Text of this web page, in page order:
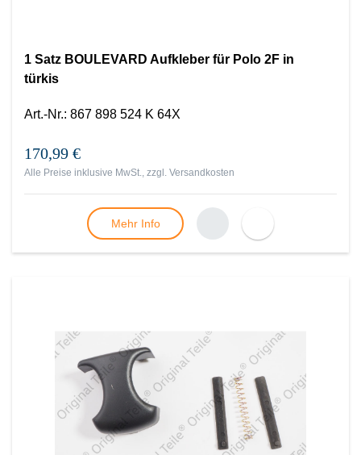
1 Satz BOULEVARD Aufkleber für Polo 2F in
türkis
Art.-Nr.: 867 898 524 K 64X
170,99 €
Alle Preise inklusive MwSt., zzgl. Versandkosten
Mehr Info